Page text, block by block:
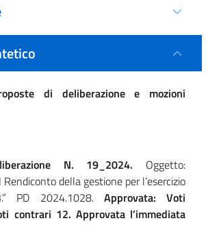
di deliberazione e mozioni
N. 19_2024. Oggetto:
Rendiconto della gestione per l’esercizio
PD 2024.1028. Approvata: Voti
contrari 12. Approvata l’immediata